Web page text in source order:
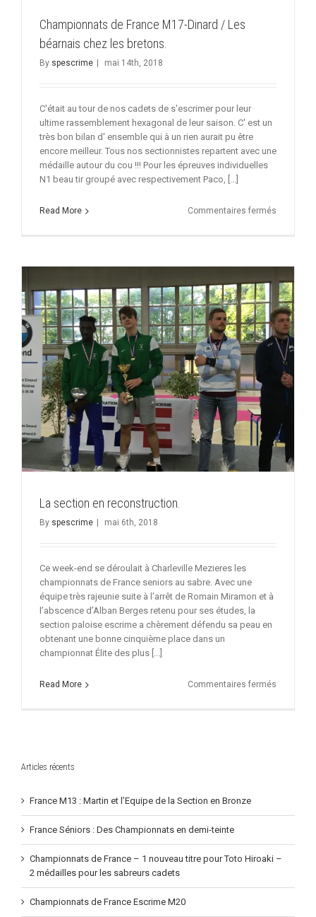
Championnats de France M17-Dinard / Les
béarnais chez les bretons.
By spescrime mai 14th, 2018
C'était au tour de nos cadets de s'escrimer pour leur
ultime rassemblement hexagonal de leur saison. C' est un
très bon bilan d' ensemble qui à un rien aurait pu être
encore meilleur. Tous nos sectionnistes repartent avec une
médaille autour du cou !!! Pour les épreuves individuelles
N1 beau tir groupé avec respectivement Paco, [...]
Read More Commentaires fermés
Les
béarnais
chez
les
bretons.
La section en reconstruction.
By spescrime | mai 6th, 2018
Ce week-end se déroulait à Charleville Mezieres les
championnats de France seniors au sabre. Avec une
équipe très rajeunie suite à l’arrêt de Romain Miramon et à
l’abscence d’Alban Berges retenu pour ses études, la
section paloise escrime a chèrement défendu sa peau en
obtenant une bonne cinquième place dans un
championnat Élite des plus [...]
Read More Commentaires fermés
Articles récents
France M13 : Martin et l’Equipe de la Section en Bronze
France Séniors : Des Championnats en demi-teinte
Championnats de France – 1 nouveau titre pour Toto Hiroaki –
2 médailles pour les sabreurs cadets
Championnats de France Escrime M20